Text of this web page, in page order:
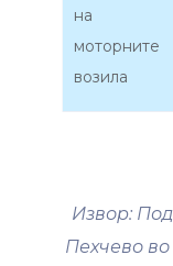
на
моторните
возила
Извор:
Пехчево